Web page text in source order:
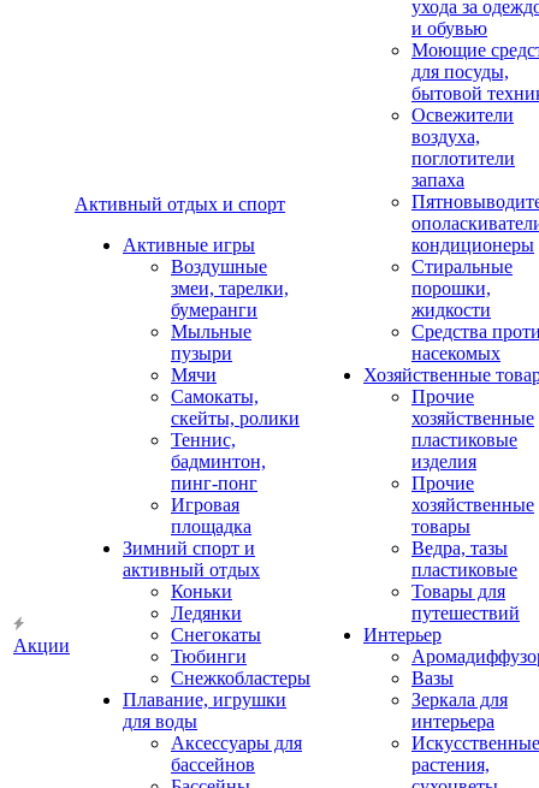
Акции
Активный отдых и спорт
Активные игры
Воздушные
змеи, тарелки,
бумеранги
Мыльные
пузыри
Мячи
Самокаты,
скейты, ролики
Теннис,
бадминтон,
пинг-понг
Игровая
площадка
Зимний спорт и
активный отдых
Коньки
Ледянки
Снегокаты
Тюбинги
Снежкобластеры
Плавание, игрушки
для воды
Аксессуары для
бассейнов
ухода за
и обувью
Моющие
для посуды,
бытовой
Освежители
воздуха,
поглотители
запаха
кондиционеры
Стиральные
порошки,
жидкости
Средства
насекомых
Хозяйственные
Прочие
хозяйственные
пластиковые
изделия
Прочие
хозяйственные
товары
Ведра, тазы
пластиковые
Товары для
путешествий
Интерьер
Вазы
Зеркала для
интерьера
Искусственные
растения,